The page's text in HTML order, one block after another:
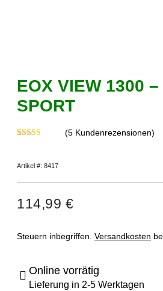
EOX VIEW 1300
SPORT
basierend auf
Kundenbewertungen
(5Kundenrezensionen)
Artikel #: 8417
114,99 €
Steuern inbegriffen. Versandkosten
Online vorrätig
Lieferung in 2-5 Werktagen